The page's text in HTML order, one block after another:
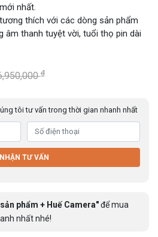
nhất.
thích với các dòng sản phẩm
âm thanh tuyệt vời, tuổi thọ pin dài
₫
tôi tư vấn trong thời gian nhanh nhất
NHẬN TƯ VẤN
phẩm + Huế Camera"để mua
nhất nhé!